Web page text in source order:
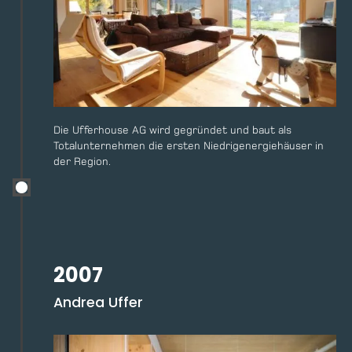
Die Ufferhouse AG wird gegründet und baut als
Totalunternehmen die ersten Niedrigenergiehäuser in
der Region.
2007
Andrea Uffer